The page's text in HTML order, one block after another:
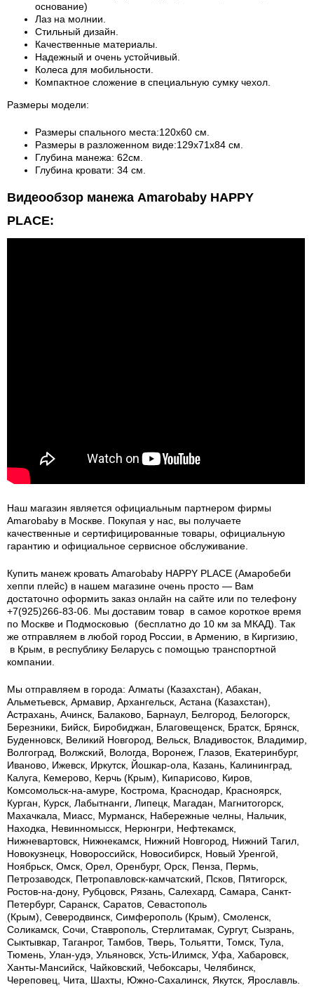
основание)
Лаз на молнии.
Стильный дизайн.
Качественные материалы.
Надежный и очень устойчивый.
Колеса для мобильности.
Компактное сложение в специальную сумку чехол.
Размеры модели:
Размеры спального места:120х60 см.
Размеры в разложенном виде:129х71х84 см.
Глубина манежа: 62см.
Глубина кровати: 34 см.
Видеообзор манежа Amarobaby HAPPY
PLACE:
Наш магазин является официальным партнером фирмы
Amarobaby в Москве. Покупая у нас, вы получаете
качественные и сертифицированные товары, официальную
гарантию и официальное сервисное обслуживание.
Купить манеж кровать Amarobaby HAPPY PLACE (Амаробеби
хеппи плейс) в нашем магазине очень просто — Вам
достаточно оформить заказ онлайн на сайте или по телефону
+7(925)266-83-06. Мы доставим товар в самое короткое время
по Москве и Подмосковью (бесплатно до 10 км за МКАД). Так
же отправляем в любой город России, в Армению, в Киргизию,
в Крым, в республику Беларусь с помощью транспортной
компании.
Мы отправляем в города: Алматы (Казахстан), Абакан,
Альметьевск, Армавир, Архангельск, Астана (Казахстан),
Астрахань, Ачинск, Балаково, Барнаул, Белгород, Белогорск,
Березники, Бийск, Биробиджан, Благовещенск, Братск, Брянск,
Буденновск, Великий Новгород, Вельск, Владивосток, Владимир,
Волгоград, Волжский, Вологда, Воронеж, Глазов, Екатеринбург,
Иваново, Ижевск, Иркутск, Йошкар-ола, Казань, Калининград,
Калуга, Кемерово, Керчь (Крым), Кипарисово, Киров,
Комсомольск-на-амуре, Кострома, Краснодар, Красноярск,
Курган, Курск, Лабытнанги, Липецк, Магадан, Магнитогорск,
Махачкала, Миасс, Мурманск, Набережные челны, Нальчик,
Находка, Невинномысск, Нерюнгри, Нефтекамск,
Нижневартовск, Нижнекамск, Нижний Новгород, Нижний Тагил,
Новокузнецк, Новороссийск, Новосибирск, Новый Уренгой,
Ноябрьск, Омск, Орел, Оренбург, Орск, Пенза, Пермь,
Петрозаводск, Петропавловск-камчатский, Псков, Пятигорск,
Ростов-на-дону, Рубцовск, Рязань, Салехард, Самара, Санкт-
Петербург, Саранск, Саратов, Севастополь
(Крым), Северодвинск, Симферополь (Крым), Смоленск,
Соликамск, Сочи, Ставрополь, Стерлитамак, Сургут, Сызрань,
Сыктывкар, Таганрог, Тамбов, Тверь, Тольятти, Томск, Тула,
Тюмень, Улан-удэ, Ульяновск, Усть-Илимск, Уфа, Хабаровск,
Ханты-Мансийск, Чайковский, Чебоксары, Челябинск,
Череповец, Чита, Шахты, Южно-Сахалинск, Якутск, Ярославль.